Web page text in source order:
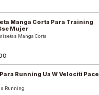
Manga Corta Para Training
Mujer
Manga Corta
Running Ua W Velociti Pace
Running